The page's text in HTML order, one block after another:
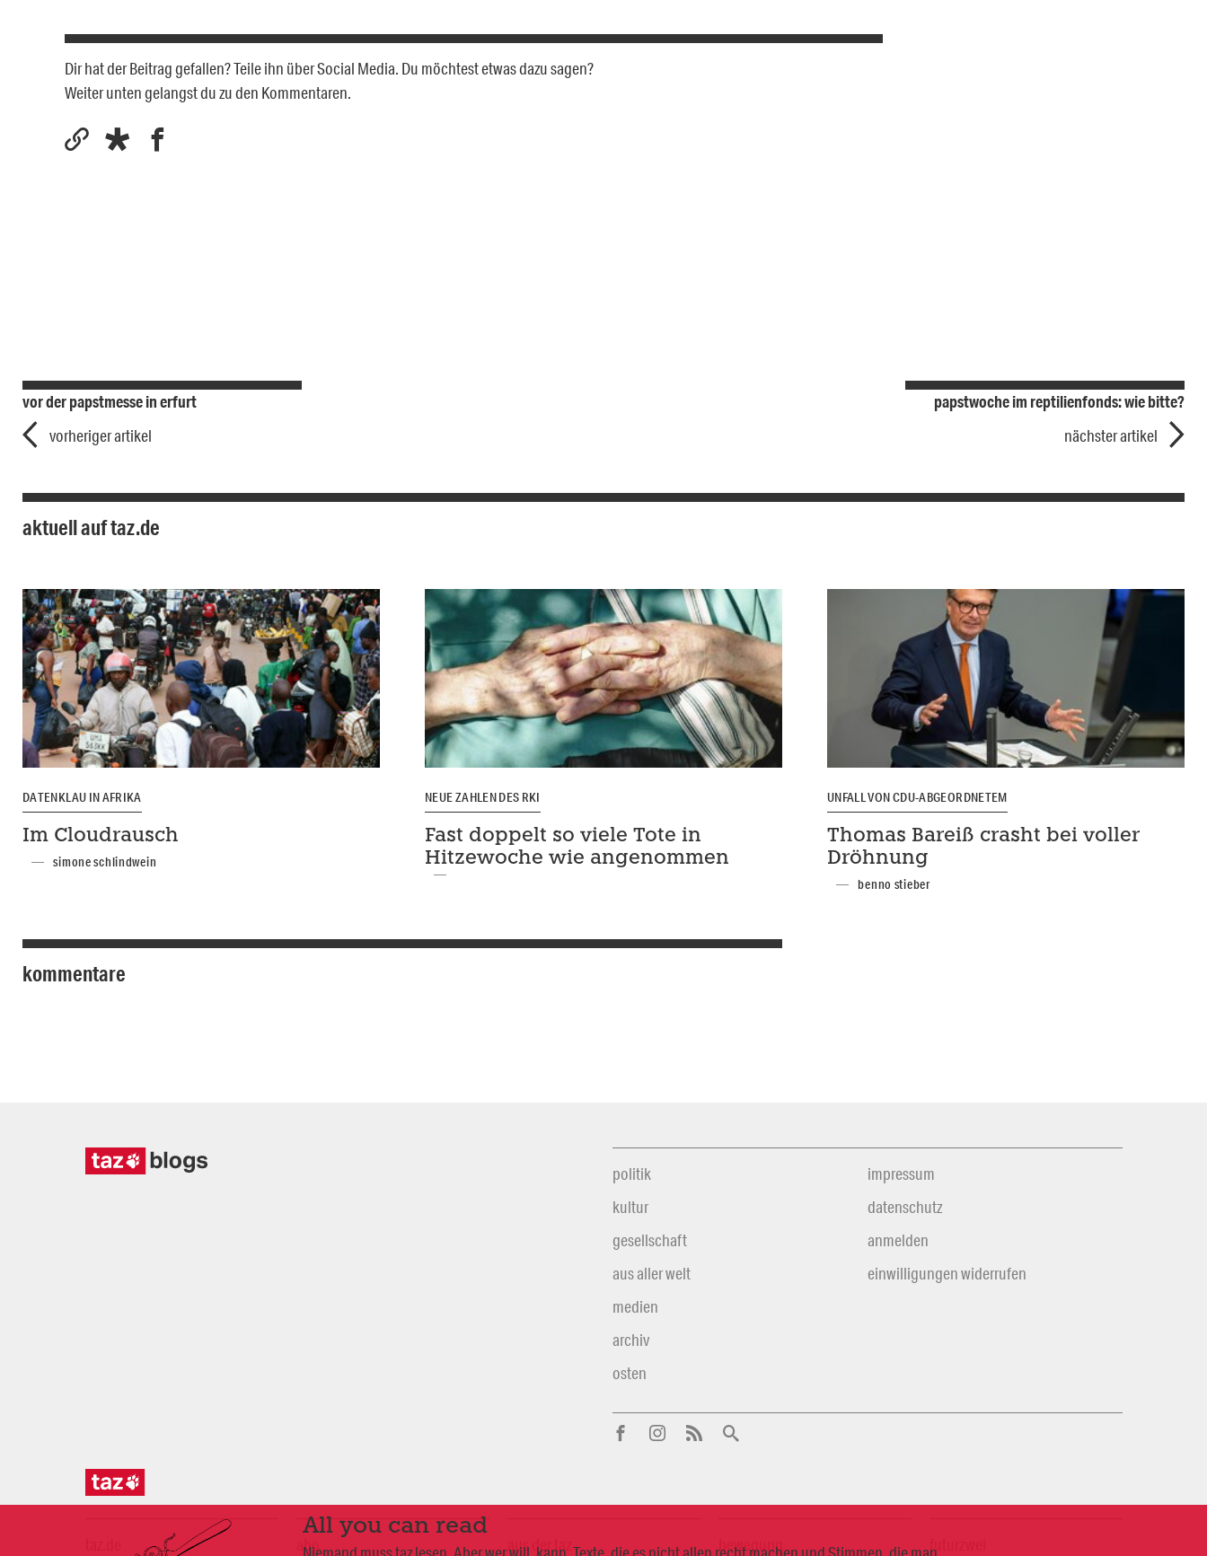
Dir hat der Beitrag gefallen? Teile ihn über Social Media. Du möchtest etwas dazu sagen?
Weiter unten gelangst du zu den Kommentaren.
vor der papstmesse in erfurt
vorheriger artikel
papstwoche im reptilienfonds: wie bitte?
nächster artikel
aktuell auf taz.de
DATENKLAU IN AFRIKA
Im Cloudrausch
simone schlindwein
NEUE ZAHLEN DES RKI
Fast doppelt so viele Tote in
Hitzewoche wie angenommen
UNFALL VON CDU-ABGEORDNETEM
Thomas Bareiß crasht bei voller
Dröhnung
benno stieber
kommentare
All you can read
politik
kultur
gesellschaft
aus aller welt
medien
archiv
osten
impressum
datenschutz
anmelden
einwilligungen widerrufen
abo aus der taz bewegung